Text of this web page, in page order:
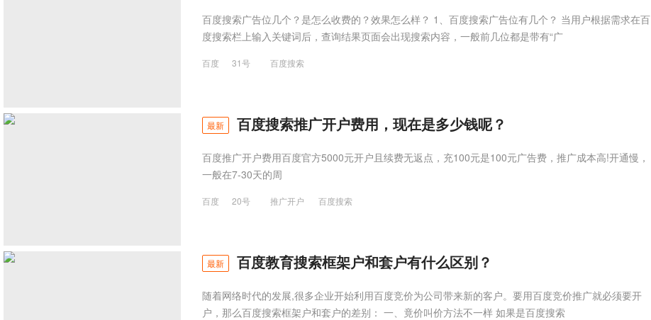
百度搜索广告位几个？是怎么收费的？效果怎么样？ 1、百度搜索广告位有几个？ 当用户根据需求在百
度搜索栏上输入关键词后，查询结果页面会出现搜索内容，一般前几位都是带有“广
百度 31号 百度搜索
最新 百度搜索推广开户费用，现在是多少钱呢？
百度推广开户费用百度官方5000元开户且续费无返点，充100元是100元广告费，推广成本高!开通慢，
一般在7-30天的周
百度 20号 推广开户 百度搜索
最新 百度教育搜索框架户和套户有什么区别？
随着网络时代的发展,很多企业开始利用百度竞价为公司带来新的客户。要用百度竞价推广就必须要开
户，那么百度搜索框架户和套户的差别： 一、竟价叫价方法不一样 如果是百度搜索